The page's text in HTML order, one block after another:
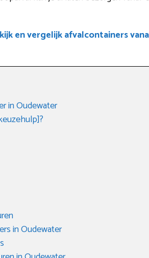
en vergelijk afvalcontainers
in Oudewater
in Oudewater